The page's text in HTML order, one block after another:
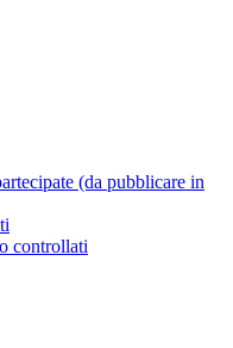
(da pubblicare in
controllati